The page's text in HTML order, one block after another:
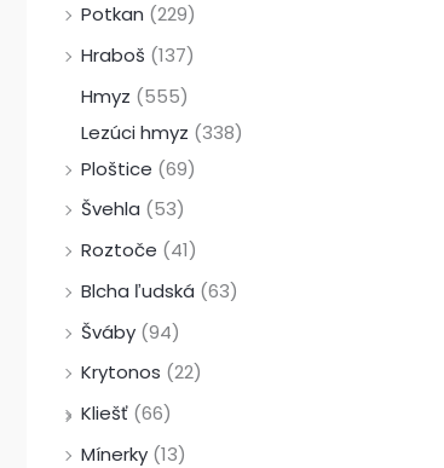
Potkan (229)
Hraboš (137)
Hmyz (555)
Lezúci hmyz (338)
Ploštice (69)
Švehla (53)
Roztoče (41)
Blcha ľudská (63)
Šváby (94)
Krytonos (22)
Kliešť (66)
Mínerky (13)